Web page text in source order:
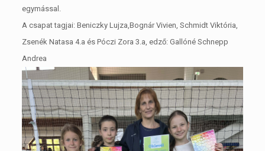
egymással.
A csapat tagjai: Beniczky Lujza,Bognár Vivien, Schmidt Viktória,
Zsenék Natasa 4.a és Póczi Zora 3.a, edző: Gallóné Schnepp
Andrea